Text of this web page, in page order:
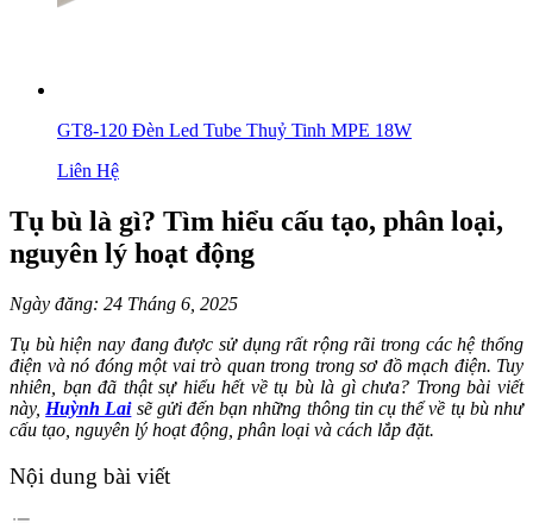
GT8-120 Đèn Led Tube Thuỷ Tinh MPE 18W
Liên Hệ
Tụ bù là gì? Tìm hiểu cấu tạo, phân loại,
nguyên lý hoạt động
Ngày đăng: 24 Tháng 6, 2025
Tụ bù hiện nay đang được sử dụng rất rộng rãi trong các hệ thống
điện và nó đóng một vai trò quan trong trong sơ đồ mạch điện. Tuy
nhiên, bạn đã thật sự hiểu hết về tụ bù là gì chưa? Trong bài viết
này, Huỳnh Laisẽ gửi đến bạn những thông tin cụ thể về tụ bù như
cấu tạo, nguyên lý hoạt động, phân loại và cách lắp đặt.
Nội dung bài viết